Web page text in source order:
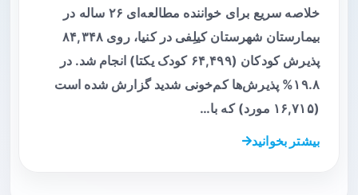
خلاصه سریع برای خواننده مطالعه‌ای ۲۶ ساله در
بیمارستان شهرستان کیلِفی در کنیا، روی ۸۴,۳۴۸
پذیرش کودکان (۶۴,۴۹۹ کودک یکتا) انجام شد. در
۱۹.۸% پذیرش‌ها کم‌خونی شدید گزارش شده است
(۱۶,۷۱۵ مورد) که با…
بیشتر بخوانید